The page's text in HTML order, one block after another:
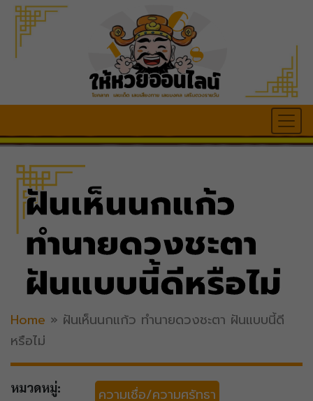
ฝันเห็นนกแก้ว
ทำนายดวงชะตา
ฝันแบบนี้ดีหรือไม่
Home » ฝันเห็นนกแก้ว ทำนายดวงชะตา ฝันแบบนี้ดี
หรือไม่
หมวดหมู่:
ความเชื่อ/ความศรัทธา